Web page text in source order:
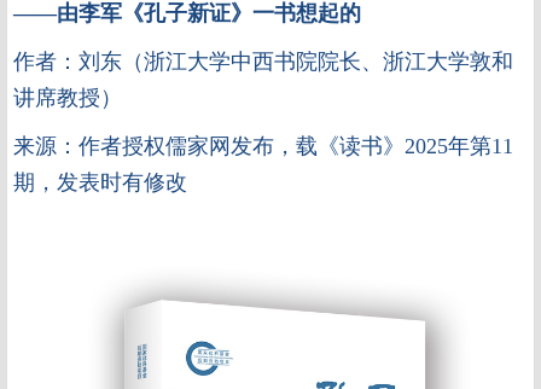
——由李军《孔子新证》一书想起的
作者： 刘 东（浙江大学中西书院院长、浙江大学敦和
讲席教授 ）
来源：作者授权儒家网发布，载《读书》2025年第11
期，发表时有修改